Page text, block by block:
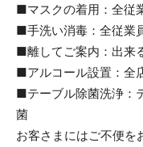
■マスクの着用：全従
■手洗い消毒：全従業
■離してご案内：出来
■アルコール設置：全
■テーブル除菌洗浄：
菌
お客さまにはご不便を